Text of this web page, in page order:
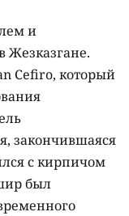
и
Жезказгане.
Cefiro, который
закончившаяся
с кирпичом
был